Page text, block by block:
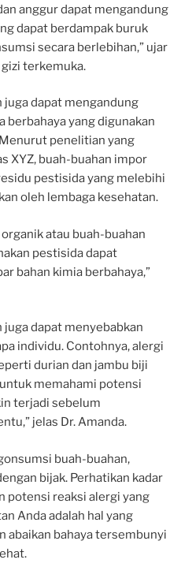
anggur dapat mengandung
dapat berdampak buruk
secara berlebihan,” ujar
gizi terkemuka.
juga dapat mengandung
berbahaya yang digunakan
penelitian yang
XYZ, buah-buahan impor
pestisida yang melebihi
oleh lembaga kesehatan.
atau buah-buahan
pestisida dapat
bahan kimia berbahaya,”
juga dapat menyebabkan
individu. Contohnya, alergi
durian dan jambu biji
memahami potensi
terjadi sebelum
jelas Dr. Amanda.
buah-buahan,
bijak. Perhatikan kadar
potensi reaksi alergi yang
Anda adalah hal yang
abaikan bahaya tersembunyi